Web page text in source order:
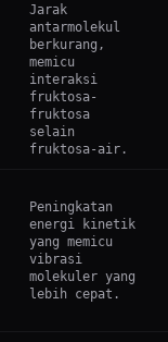
Jarak
antarmolekul
berkurang,
memicu
interaksi
fruktosa-
fruktosa
selain
fruktosa-air.
Peningkatan
energi kinetik
yang memicu
vibrasi
molekuler yang
lebih cepat.